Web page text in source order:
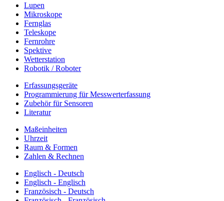
Lupen
Mikroskope
Fernglas
Teleskope
Fernrohre
Spektive
Wetterstation
Robotik / Roboter
Erfassungsgeräte
Programmierung für Messwerterfassung
Zubehör für Sensoren
Literatur
Maßeinheiten
Uhrzeit
Raum & Formen
Zahlen & Rechnen
Englisch - Deutsch
Englisch - Englisch
Französisch - Deutsch